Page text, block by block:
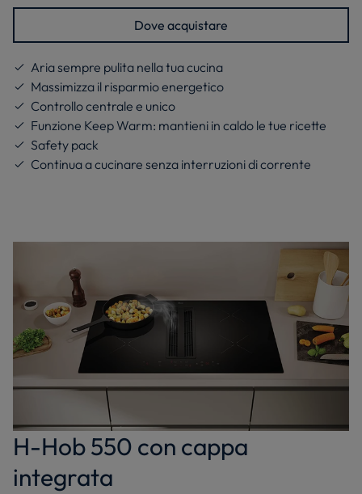
Dove acquistare
Aria sempre pulita nella tua cucina
Massimizza il risparmio energetico
Controllo centrale e unico
Funzione Keep Warm: mantieni in caldo le tue ricette
Safety pack
Continua a cucinare senza interruzioni di corrente
H-Hob 550 con cappa
integrata